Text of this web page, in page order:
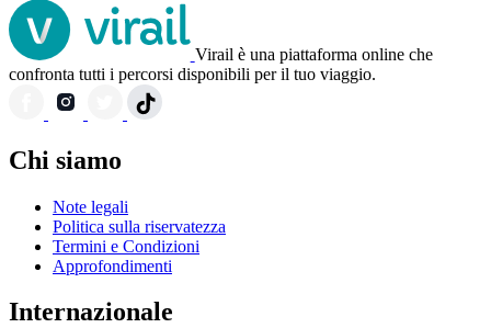
Virail è una piattaforma online che
confronta tutti i percorsi disponibili per il tuo viaggio.
Chi siamo
Note legali
Politica sulla riservatezza
Termini e Condizioni
Approfondimenti
Internazionale